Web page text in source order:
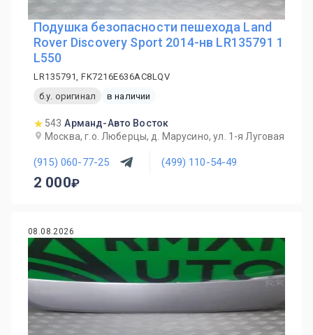
Подушка безопасности пешехода Land
Rover Discovery Sport 2014-нв LR135791 1
L550
LR135791, FK7216E636AC8LQV
б.у. оригинал
в наличии
543 Арманд-Авто Восток
Москва, г.о. Люберцы, д. Марусино, ул. 1-я Луговая
(915) 060-77-25 (499) 110-54-49
2 000
08.08.2026